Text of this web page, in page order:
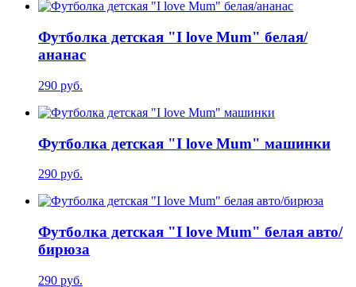
Футболка детская "I love Mum" белая/
ананас
290 руб.
Футболка детская "I love Mum" машинки
290 руб.
Футболка детская "I love Mum" белая авто/
бирюза
290 руб.